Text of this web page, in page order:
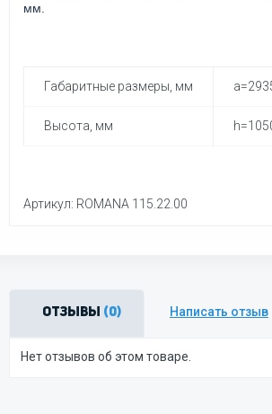
мм.
Габаритные размеры, мм
Высота, мм
Артикул: ROMANA 115.22.00
Отзывы (0) Написать отзыв
Нет отзывов об этом товаре.